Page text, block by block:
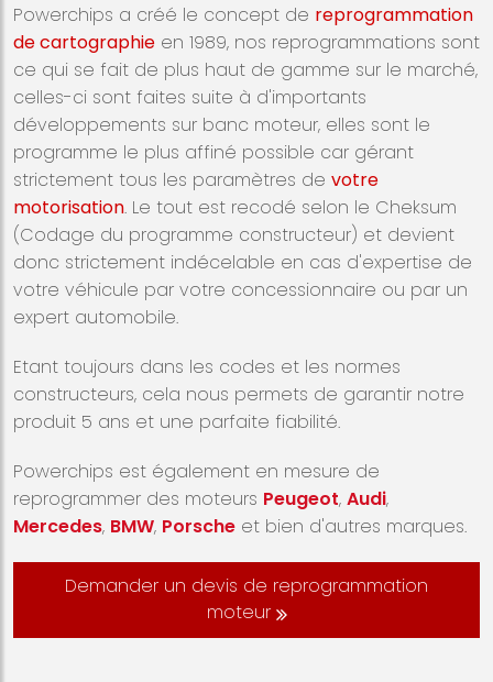
Powerchips a créé le concept de reprogrammation
de cartographie en 1989, nos reprogrammations sont
ce qui se fait de plus haut de gamme sur le marché,
celles-ci sont faites suite à d'importants
développements sur banc moteur, elles sont le
programme le plus affiné possible car gérant
strictement tous les paramètres de votre
motorisation. Le tout est recodé selon le Cheksum
(Codage du programme constructeur) et devient
donc strictement indécelable en cas d'expertise de
votre véhicule par votre concessionnaire ou par un
expert automobile.
Etant toujours dans les codes et les normes
constructeurs, cela nous permets de garantir notre
produit 5 ans et une parfaite fiabilité.
Powerchips est également en mesure de
reprogrammer des moteurs Peugeot, Audi,
Mercedes, BMW, Porsche et bien d'autres marques.
Demander un devis de reprogrammation
moteur